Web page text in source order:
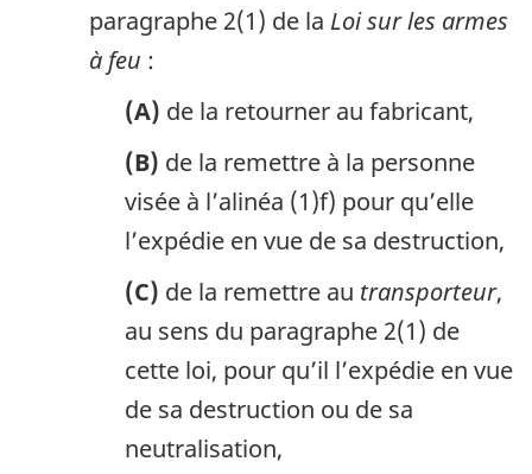
paragraphe 2(1) de la Loi sur les armes
à feu :
(A) de la retourner au fabricant,
(B) de la remettre à la personne
visée à l’alinéa (1)f) pour qu’elle
l’expédie en vue de sa destruction,
(C) de la remettre au transporteur,
au sens du paragraphe 2(1) de
cette loi, pour qu’il l’expédie en vue
de sa destruction ou de sa
neutralisation,